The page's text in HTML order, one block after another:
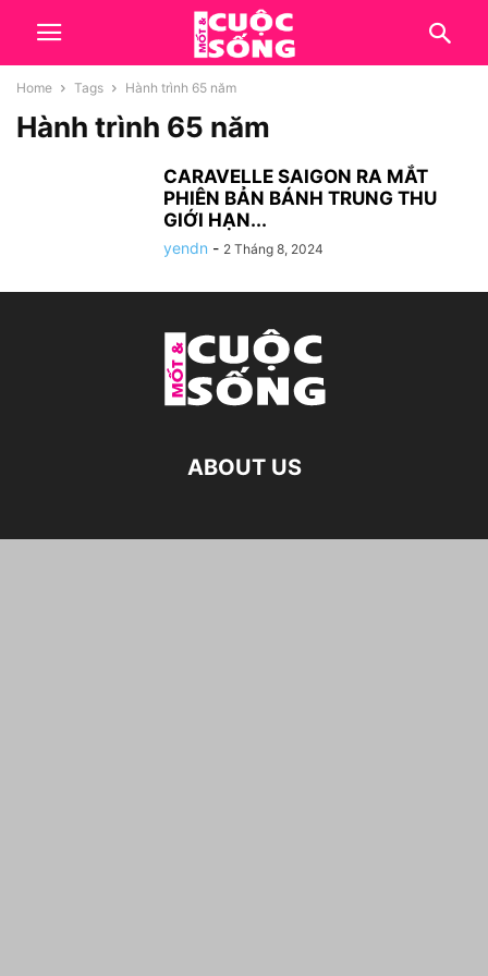
Home Tags Hành trình 65 năm
Hành trình 65 năm
CARAVELLE SAIGON RA MẮT
PHIÊN BẢN BÁNH TRUNG THU
GIỚI HẠN...
yendn - 2 Tháng 8, 2024
ABOUT US